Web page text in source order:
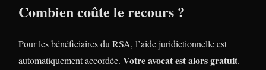
Combien coûte le recours ?
Pour les bénéficiaires du RSA, l’aide juridictionnelle est
automatiquement accordée. Votre avocat est alors gratuit.